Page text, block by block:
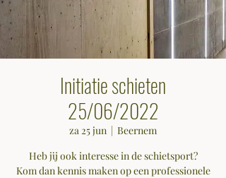
Initiatie schieten
25/06/2022
za 25 jun
  |
Beernem
Heb jij ook interesse in de schietsport?
Kom dan kennis maken op een professionele